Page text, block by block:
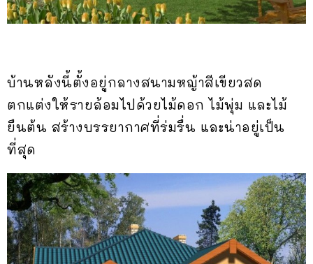
บ้านหลังนี้ตั้งอยู่กลางสนามหญ้าสีเขียวสด
ตกแต่งให้รายล้อมไปด้วยไม้ดอก ไม้พุ่ม และไม้
ยืนต้น สร้างบรรยากาศที่ร่มรื่น และน่าอยู่เป็น
ที่สุด